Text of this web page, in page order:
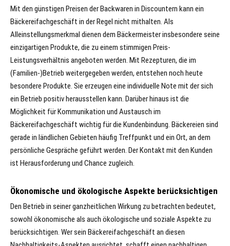
Mit den günstigen Preisen der Backwaren in Discountern kann ein
Bäckereifachgeschäft in der Regel nicht mithalten. Als
Alleinstellungsmerkmal dienen dem Bäckermeister insbesondere seine
einzigartigen Produkte, die zu einem stimmigen Preis-
Leistungsverhältnis angeboten werden. Mit Rezepturen, die im
(Familien-)Betrieb weitergegeben werden, entstehen noch heute
besondere Produkte. Sie erzeugen eine individuelle Note mit der sich
ein Betrieb positiv herausstellen kann. Darüber hinaus ist die
Möglichkeit für Kommunikation und Austausch im
Bäckereifachgeschäft wichtig für die Kundenbindung. Bäckereien sind
gerade in ländlichen Gebieten häufig Treffpunkt und ein Ort, an dem
persönliche Gespräche geführt werden. Der Kontakt mit den Kunden
ist Herausforderung und Chance zugleich.
Ökonomische und ökologische Aspekte berücksichtigen
Den Betrieb in seiner ganzheitlichen Wirkung zu betrachten bedeutet,
sowohl ökonomische als auch ökologische und soziale Aspekte zu
berücksichtigen. Wer sein Bäckereifachgeschäft an diesen